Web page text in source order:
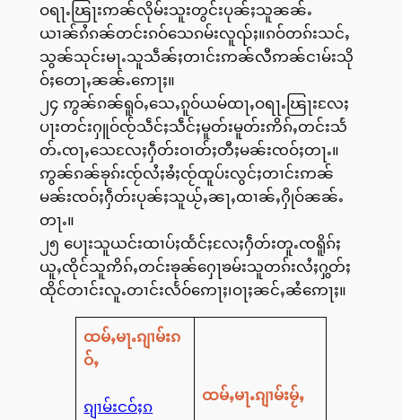
ဝရႃႉၽြႃးဢၼ်လိုမ်းသူးတွင်းပုၼ်ႈသူၼၼ်ႉ
ယၢၼ်ၵႆၵၼ်တင်းၵဝ်သေၵမ်းလူၺ်ႈ။ၵဝ်တၵ်းသင်ႇ
သွၼ်သုင်းမႃႉသူသဵၼ်ႈတၢင်းဢၼ်လီဢၼ်ငၢမ်းသို
ဝ်ႈတေႃႇၼၼ်ႉဢေႃႈ။
၂၄ ဢွၼ်ၵၼ်ရူဝ်ႇသေႇၵူဝ်ယမ်ထႃႇဝရႃႉၽြႃးလႄႈ
ပႃးတင်းႁူဝ်ၸႂ်သဵင်ႈသဵင်ႈမူတ်းမူတ်းဢိၵ်ႇတင်းသႅ
တ်ႉၸႃႇသေလႄႈႁဵတ်းဝၢတ်ႈတီႈမၼ်းၸဝ်ႈတႃႉ။
ဢွၼ်ၵၼ်ၶုၵ်းၸႂ်လႆႈၶႆႈၸႂ်ထူပ်းလွင်ႈတၢင်းဢၼ်
မၼ်းၸဝ်ႈႁဵတ်းပုၼ်ႈသူယႂ်ႇၼႃႇထၢၼ်ႇႁိုဝ်ၼၼ်ႉ
တႃႉ။
၂၅ ပေႃးသူယင်းထၢပ်ႈထႅင်ႈလႄႈႁဵတ်းတူႉၸရိူၵ်ႈ
ယူႇၸိုင်သူဢိၵ်ႇတင်းၶုၼ်ႁေႃၶမ်းသူတၵ်းလႆႈႁွတ်ႈ
ထိုင်တၢင်းလူႉတၢင်းလႅဝ်ဢေႃႈ၊ဝႃႈၼင်ႇၼႆဢေႃႈ။
ထမ်ႇမႃႉၵျၢမ်းၵ
ဝ်ႇ
ၵျၢမ်းငဝ်ႈၵ
ထမ်ႇမႃႉၵျၢမ်းမႂ်ႇ